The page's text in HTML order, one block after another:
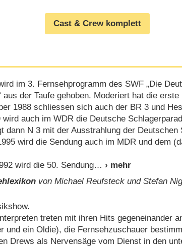
Cast & Crew komplett
im 3. Fernsehprogramm des SWF „Die
aus der Taufe gehoben. Moderiert hat die
1988 schliessen sich auch der BR 3 und
wird auch im WDR die Deutsche
dann N 3 mit der Ausstrahlung der Deutschen
wird die Sendung auch im MDR und dem
wird die 50. Sendung
von Michael Reufsteck und Stefan
treten mit ihren Hits gegeneinander
und ein Oldie), die Fernsehzuschauer
Drews als Nervensäge vom Dienst in den